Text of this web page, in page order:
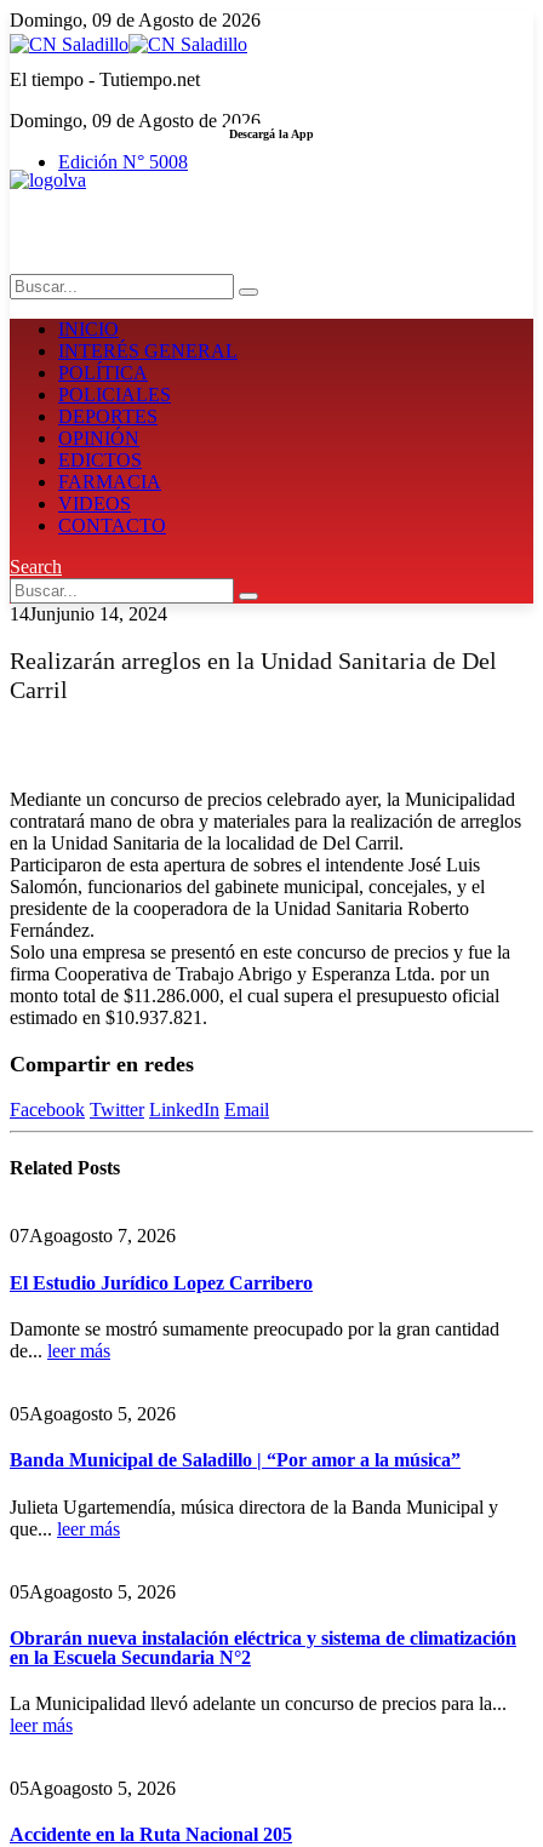
Domingo, 09 de Agosto de 2026
El tiempo - Tutiempo.net
Domingo, 09 de Agosto de 2026
Edición N° 5008
Descargá la App
INICIO
INTERÉS GENERAL
POLÍTICA
POLICIALES
DEPORTES
OPINIÓN
EDICTOS
FARMACIA
VIDEOS
CONTACTO
Search
14Junjunio 14, 2024
Realizarán arreglos en la Unidad Sanitaria de Del
Carril
Mediante un concurso de precios celebrado ayer, la Municipalidad
contratará mano de obra y materiales para la realización de arreglos
en la Unidad Sanitaria de la localidad de Del Carril.
Participaron de esta apertura de sobres el intendente José Luis
Salomón, funcionarios del gabinete municipal, concejales, y el
presidente de la cooperadora de la Unidad Sanitaria Roberto
Fernández.
Solo una empresa se presentó en este concurso de precios y fue la
firma Cooperativa de Trabajo Abrigo y Esperanza Ltda. por un
monto total de $11.286.000, el cual supera el presupuesto oficial
estimado en $10.937.821.
Compartir en redes
Facebook Twitter LinkedIn Email
Related Posts
07Agoagosto 7, 2026
El Estudio Jurídico Lopez Carribero
Damonte se mostró sumamente preocupado por la gran cantidad
de... leer más
05Agoagosto 5, 2026
Banda Municipal de Saladillo | “Por amor a la música”
Julieta Ugartemendía, música directora de la Banda Municipal y
que... leer más
05Agoagosto 5, 2026
Obrarán nueva instalación eléctrica y sistema de climatización
en la Escuela Secundaria N°2
La Municipalidad llevó adelante un concurso de precios para la...
leer más
05Agoagosto 5, 2026
Accidente en la Ruta Nacional 205